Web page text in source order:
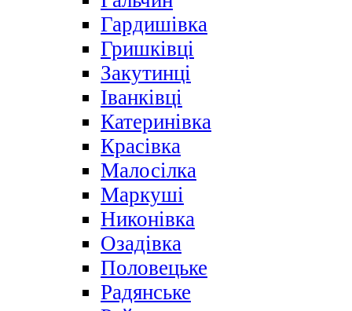
Гардишівка
Гришківці
Закутинці
Іванківці
Катеринівка
Красівка
Малосілка
Маркуші
Никонівка
Озадівка
Половецьке
Радянське